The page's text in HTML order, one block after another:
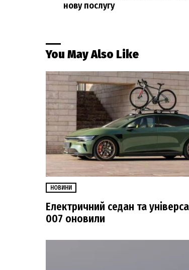
нову послугу
You May Also Like
НОВИНИ
Електричний седан та
007 оновили